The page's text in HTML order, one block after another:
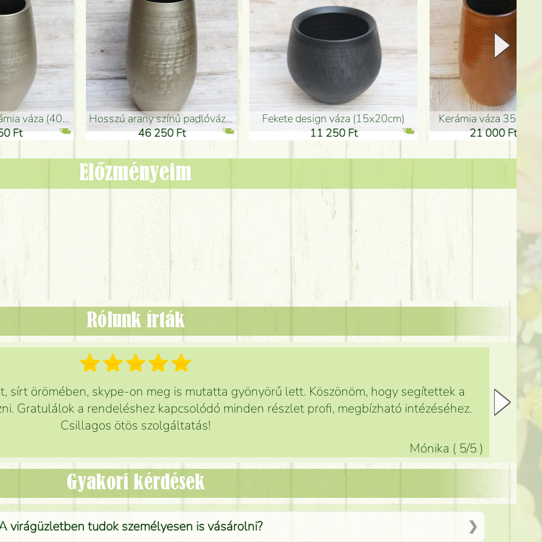
(50x29cm)
Ft
fekete design váza (15x20cm)
11 250 Ft
Kerámia váza 35*21cm
21 000 Ft
ballagó fiú fa betűző
1 300 Ft
Előzményeim
Rólunk írták
sírt örömében, skype-on meg is mutatta gyönyörű lett. Köszönöm, hogy segítettek a
Gratulálok a rendeléshez kapcsolódó minden részlet profi, megbízható intézéséhez.
Csillagos ötös szolgáltatás!
Mónika ( 5/5 )
Gyakori kérdések
virágüzletben tudok személyesen is vásárolni?